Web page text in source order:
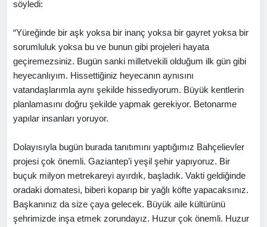
söyledi:
“Yüreğinde bir aşk yoksa bir inanç yoksa bir gayret yoksa bir
sorumluluk yoksa bu ve bunun gibi projeleri hayata
geçiremezsiniz. Bugün sanki milletvekili olduğum ilk gün gibi
heyecanlıyım. Hissettiğiniz heyecanın aynısını
vatandaşlarımla aynı şekilde hissediyorum. Büyük kentlerin
planlamasını doğru şekilde yapmak gerekiyor. Betonarme
yapılar insanları yoruyor.
Dolayısıyla bugün burada tanıtımını yaptığımız Bahçelievler
projesi çok önemli. Gaziantep’i yeşil şehir yapıyoruz. Bir
buçuk milyon metrekareyi ayırdık, başladık. Vakti geldiğinde
oradaki domatesi, biberi koparıp bir yağlı köfte yapacaksınız.
Başkanınız da size çaya gelecek. Büyük aile kültürünü
şehrimizde inşa etmek zorundayız. Huzur çok önemli. Huzur